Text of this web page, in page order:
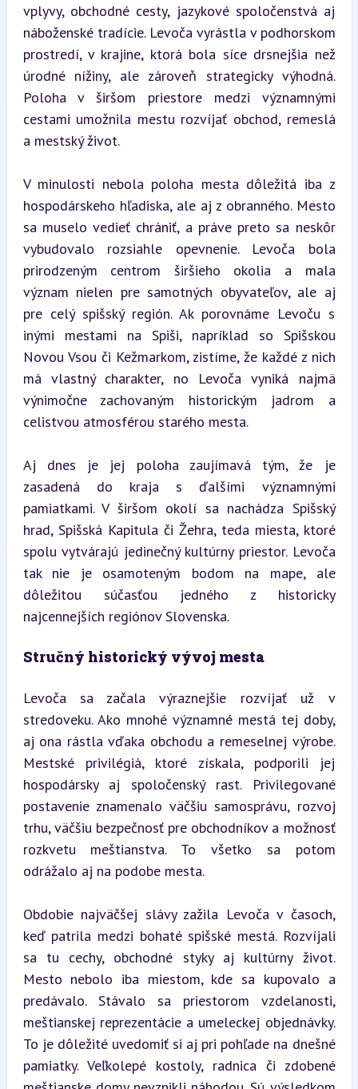
vplyvy, obchodné cesty, jazykové spoločenstvá aj
náboženské tradície. Levoča vyrástla v podhorskom
prostredí, v krajine, ktorá bola síce drsnejšia než
úrodné nížiny, ale zároveň strategicky výhodná.
Poloha v širšom priestore medzi významnými
cestami umožnila mestu rozvíjať obchod, remeslá
a mestský život.
V minulosti nebola poloha mesta dôležitá iba z
hospodárskeho hľadiska, ale aj z obranného. Mesto
sa muselo vedieť chrániť, a práve preto sa neskôr
vybudovalo rozsiahle opevnenie. Levoča bola
prirodzeným centrom širšieho okolia a mala
význam nielen pre samotných obyvateľov, ale aj
pre celý spišský región. Ak porovnáme Levoču s
inými mestami na Spiši, napríklad so Spišskou
Novou Vsou či Kežmarkom, zistíme, že každé z nich
má vlastný charakter, no Levoča vyniká najmä
výnimočne zachovaným historickým jadrom a
celistvou atmosférou starého mesta.
Aj dnes je jej poloha zaujímavá tým, že je
zasadená do kraja s ďalšími významnými
pamiatkami. V širšom okolí sa nachádza Spišský
hrad, Spišská Kapitula či Žehra, teda miesta, ktoré
spolu vytvárajú jedinečný kultúrny priestor. Levoča
tak nie je osamoteným bodom na mape, ale
dôležitou súčasťou jedného z historicky
najcennejších regiónov Slovenska.
Stručný historický vývoj mesta
Levoča sa začala výraznejšie rozvíjať už v
stredoveku. Ako mnohé významné mestá tej doby,
aj ona rástla vďaka obchodu a remeselnej výrobe.
Mestské privilégiá, ktoré získala, podporili jej
hospodársky aj spoločenský rast. Privilegované
postavenie znamenalo väčšiu samosprávu, rozvoj
trhu, väčšiu bezpečnosť pre obchodníkov a možnosť
rozkvetu meštianstva. To všetko sa potom
odrážalo aj na podobe mesta.
Obdobie najväčšej slávy zažila Levoča v časoch,
keď patrila medzi bohaté spišské mestá. Rozvíjali
sa tu cechy, obchodné styky aj kultúrny život.
Mesto nebolo iba miestom, kde sa kupovalo a
predávalo. Stávalo sa priestorom vzdelanosti,
meštianskej reprezentácie a umeleckej objednávky.
To je dôležité uvedomiť si aj pri pohľade na dnešné
pamiatky. Veľkolepé kostoly, radnica či zdobené